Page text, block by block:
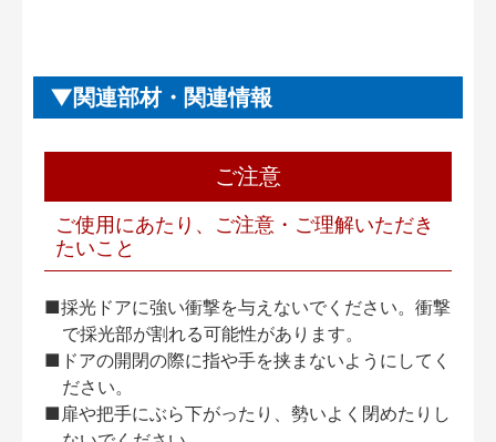
関連部材・関連情報
ご注意
ご使用にあたり、ご注意・ご理解いただき
たいこと
■採光ドアに強い衝撃を与えないでください。衝撃
で採光部が割れる可能性があります。
■ドアの開閉の際に指や手を挟まないようにしてく
ださい。
■扉や把手にぶら下がったり、勢いよく閉めたりし